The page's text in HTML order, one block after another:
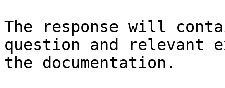
The response will
question and relevant
the documentation.